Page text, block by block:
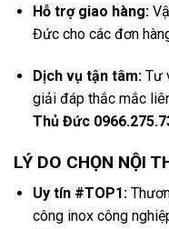
Hỗ trợ giao hàng:
Đức cho các đơn
Dịch vụ tận tâm:Tư
giải đáp thắc mắc
Thủ Đức
LÝ DO CHỌN NỘI
Uy tín #TOP1:
công inox công